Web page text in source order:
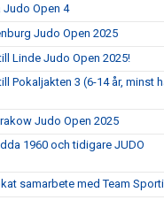
Judo Open 4
Judo Open 2025
Linde Judo Open 2025!
Pokaljakten 3 (6-14 år, minst
Judo Open 2025
1960 och tidigare JUDO
samarbete med Team